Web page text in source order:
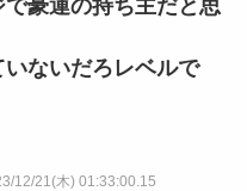
豪運の持ち主だと思
ないだろレベルで
12/21(木) 01:33:00.15